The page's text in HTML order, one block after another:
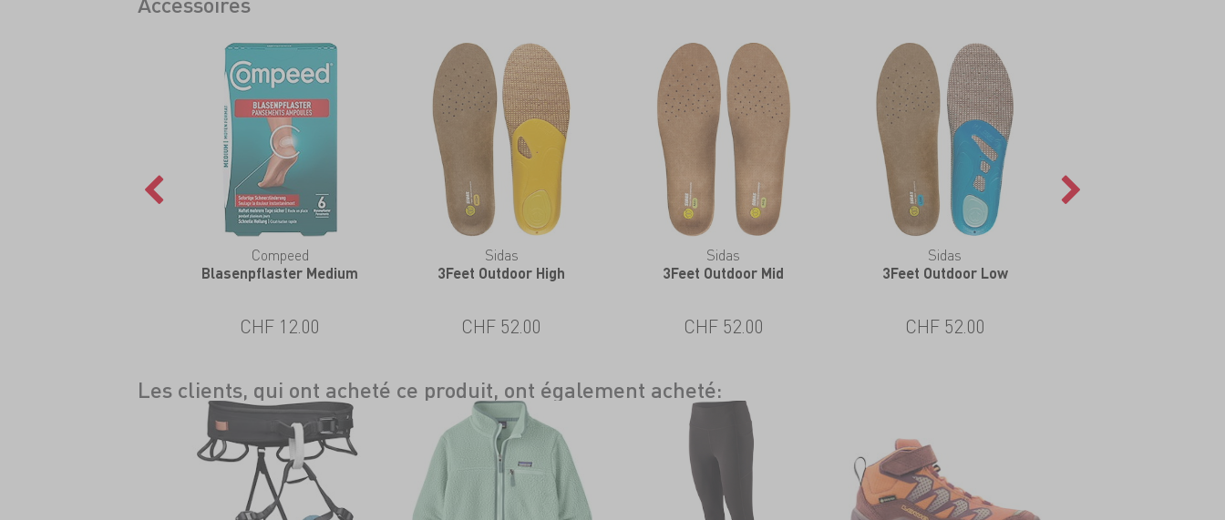
Compeed
Blasenpflaster Medium
CHF 12.00
Sidas
3Feet Outdoor High
CHF 52.00
Sidas
3Feet Outdoor Mid
CHF 52.00
Sidas
3Feet Outdoor Low
CHF 52.00
Les clients, qui ont acheté ce produit, ont également acheté: